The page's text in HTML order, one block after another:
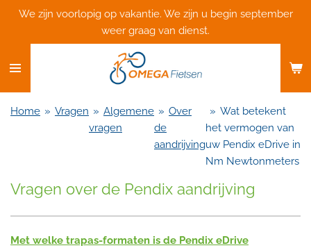
Ga
de
We zijn voorlopig op vakantie. We zijn u begin september
weer graag van dienst.
Home » Vragen » Algemene
vragen
» Over
de
aandrijving
» Wat betekent
het vermogen van
uw Pendix eDrive in
Nm Newtonmeters
Vragen over de Pendix aandrijving
Met welke trapas-formaten is de Pendix eDrive